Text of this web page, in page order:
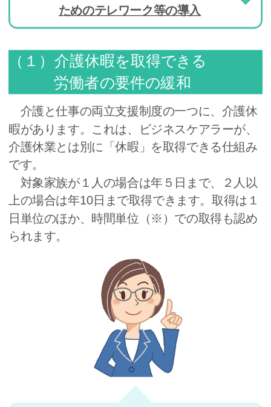
ためのテレワーク等の導入
（１）介護休暇を取得できる
労働者の要件の緩和
介護と仕事の両立支援制度の一つに、介護休
暇があります。これは、ビジネスケアラーが、
介護休業とは別に「休暇」を取得できる仕組み
です。
対象家族が１人の場合は年５日まで、２人以
上の場合は年10日まで取得できます。取得は１
日単位のほか、時間単位（※）での取得も認め
られます。